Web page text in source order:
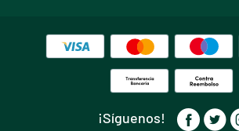
¡Síguenos!